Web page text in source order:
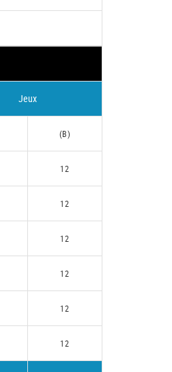
Jeux
(B)
12
12
12
12
12
12